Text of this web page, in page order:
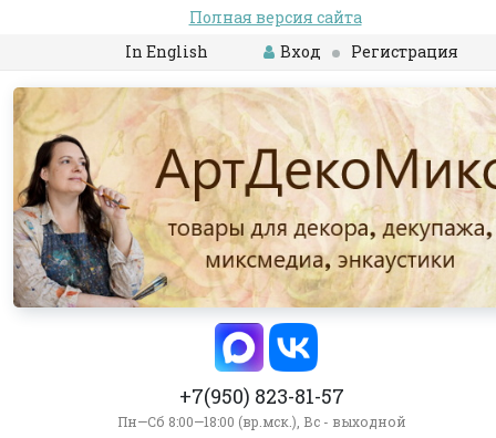
Полная версия сайта
In English
Вход Регистрация
+7(950) 823-81-57
Пн—Сб 8:00—18:00 (вр.мск.), Вс - выходной